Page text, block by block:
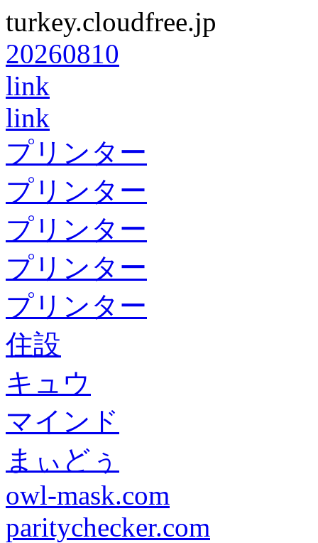
turkey.cloudfree.jp
20260810
link
link
プリンター
プリンター
プリンター
プリンター
プリンター
住設
キュウ
マインド
まぃどぅ
owl-mask.com
paritychecker.com